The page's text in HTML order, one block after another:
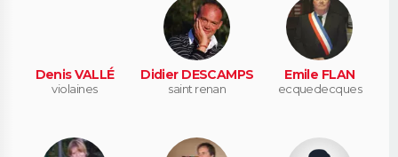
Denis VALLÉ
violaines
Didier DESCAMPS
saint renan
Emile FLAN
ecquedecques